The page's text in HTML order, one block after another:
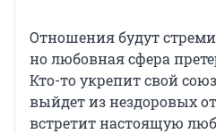
Отношения будут
но любовная сфера
Кто-то укрепит свой
выйдет из нездоровых
встретит настоящую